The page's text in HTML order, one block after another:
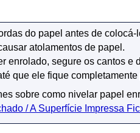
do papel antes de colocá-
atolamentos de papel.
enrolado, segure os cantos e
que ele fique completamente
sobre como nivelar papel
/ A Superfície Impressa